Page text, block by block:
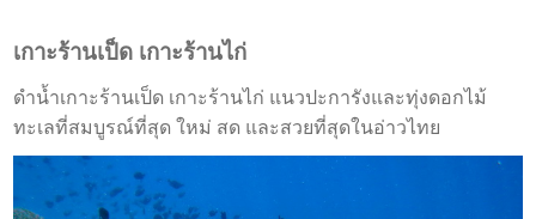
เกาะร้านเป็ด เกาะร้านไก่
ดำน้ำเกาะร้านเป็ด เกาะร้านไก่ แนวปะการังและทุ่งดอกไม้
ทะเลที่สมบูรณ์ที่สุด ใหม่ สด และสวยที่สุดในอ่าวไทย